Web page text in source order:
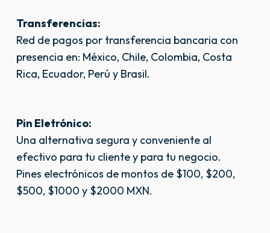
Transferencias:
Red de pagos por transferencia bancaria con
presencia en: México, Chile, Colombia, Costa
Rica, Ecuador, Perú y Brasil.
Pin Eletrónico:
Una alternativa segura y conveniente al
efectivo para tu cliente y para tu negocio.
Pines electrónicos de montos de $100, $200,
$500, $1000 y $2000 MXN.